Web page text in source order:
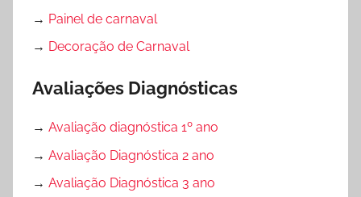
→ Painel de carnaval
→ Decoração de Carnaval
Avaliações Diagnósticas
→ Avaliação diagnóstica 1º ano
→ Avaliação Diagnóstica 2 ano
→ Avaliação Diagnóstica 3 ano